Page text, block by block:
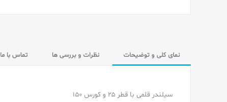
نمای کلی و توضیحات نظرات و بررسی ها تماس با ما
سیلندر قلمی با قطر ۲۵ و کورس ۱۵۰